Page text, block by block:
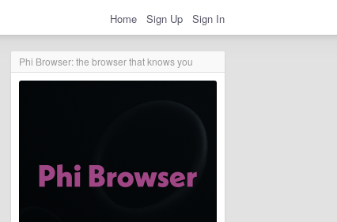
Home Sign Up Sign In
Phi Browser: the browser that knows you